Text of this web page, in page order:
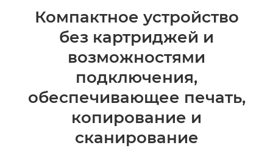
Общая информация
Технические характеристики
Компактное устройство
без картриджей и
возможностями
подключения,
обеспечивающее печать,
копирование и
сканирование